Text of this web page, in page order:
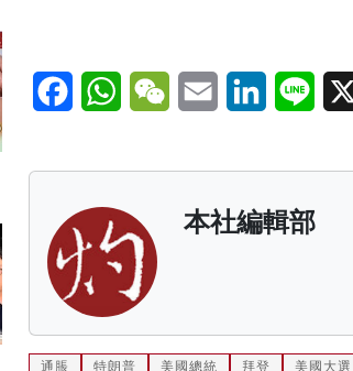
FacebookWhatsAppWeChatEmail LinkedInLine
本社編輯部
通脹 特朗普 美國總統 拜登 美國大選